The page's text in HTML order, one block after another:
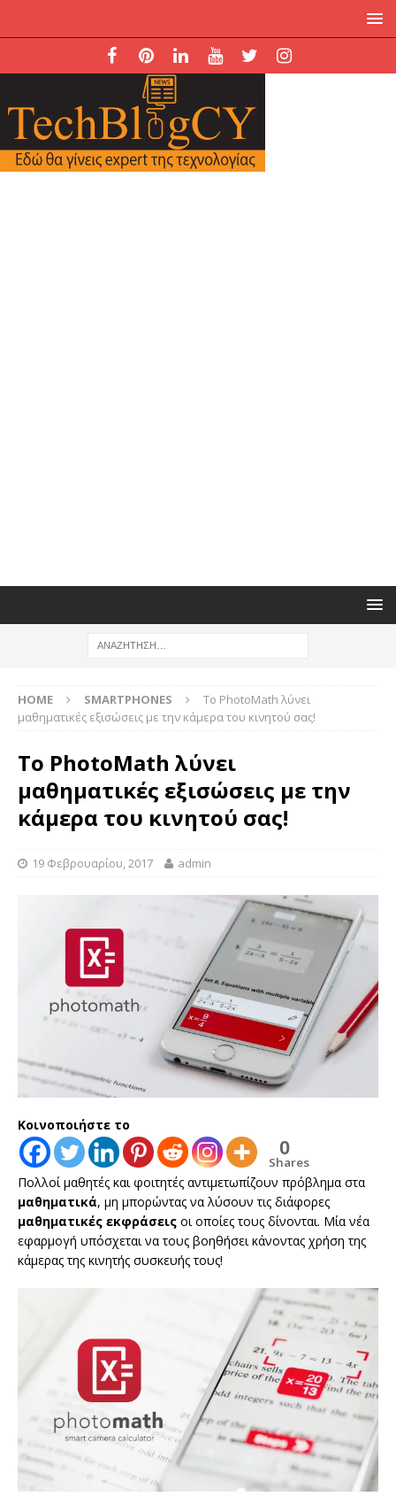
HOME SMARTPHONES
Το PhotoMath λύνει
μαθηματικές εξισώσεις με την κάμερα του κινητού σας!
Το PhotoMath λύνει
μαθηματικές εξισώσεις με την
κάμερα του κινητού σας!
19 Φεβρουαρίου, 2017 admin
Κοινοποιήστε το
0
Shares
Πολλοί μαθητές και φοιτητές αντιμετωπίζουν πρόβλημα στα
μαθηματικά, μη μπορώντας να λύσουν τις διάφορες
μαθηματικές εκφράσεις οι οποίες τους δίνονται. Μία νέα
εφαρμογή υπόσχεται να τους βοηθήσει κάνοντας χρήση της
κάμερας της κινητής συσκευής τους!